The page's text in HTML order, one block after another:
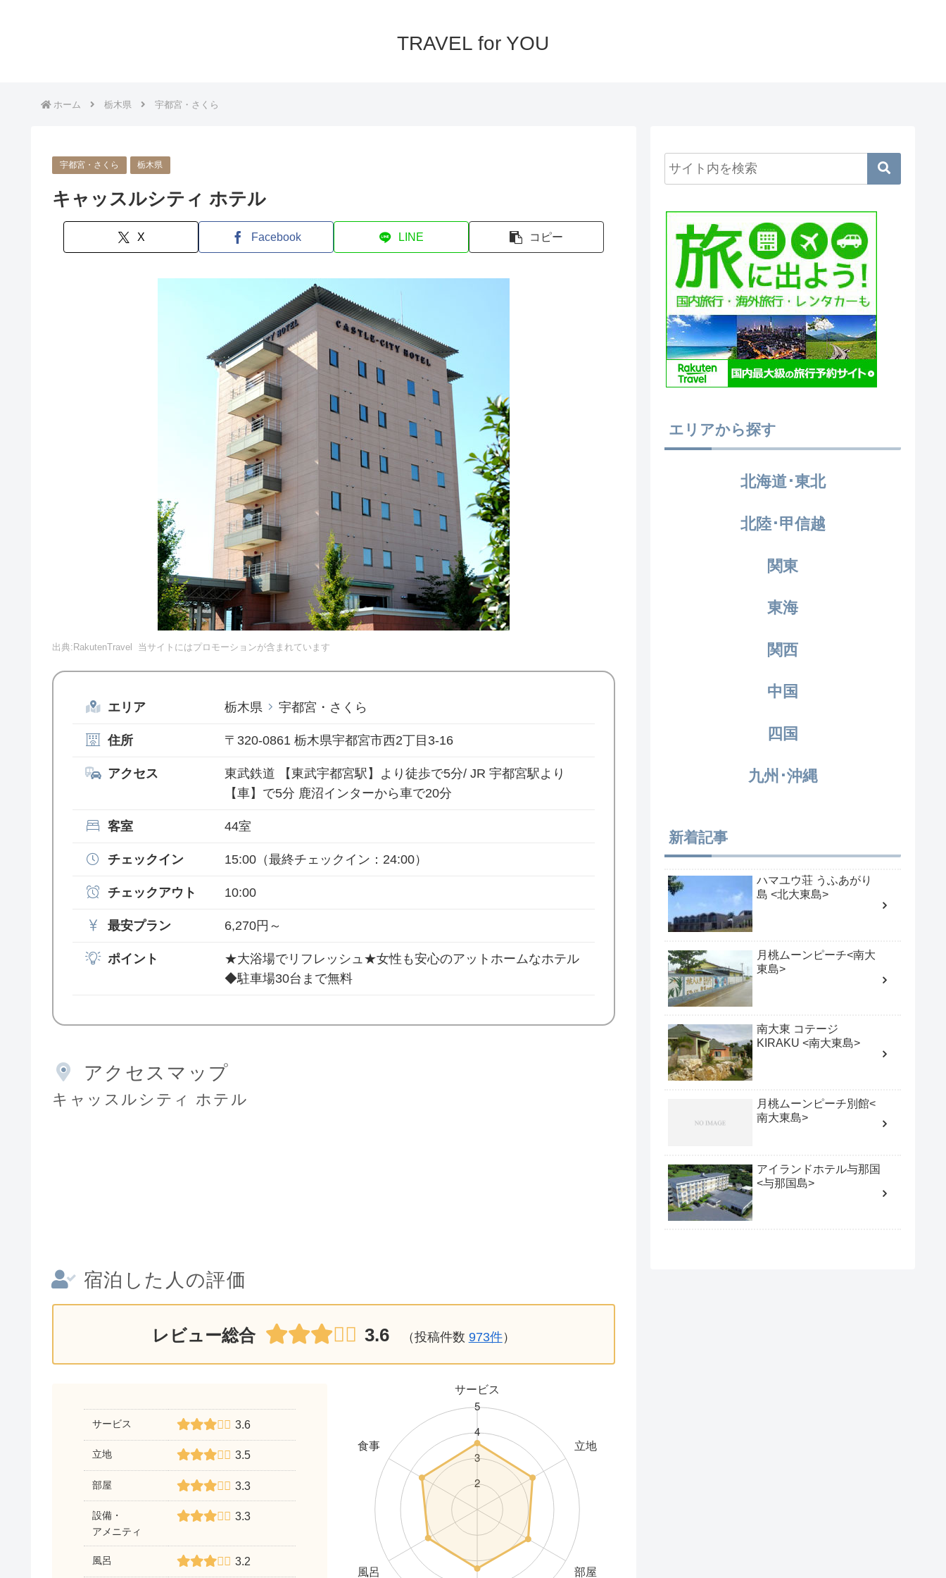
TRAVEL for YOU
ホーム 栃木県 宇都宮・さくら
宇都宮・さくら 栃木県
キャッスルシティ ホテル
X Facebook LINE コピー
出典:RakutenTravel 当サイトにはプロモーションが含まれています
エリア 栃木県 宇都宮・さくら
住所 〒320-0861 栃木県宇都宮市西2丁目3-16
アクセス
東武鉄道 【東武宇都宮駅】より徒歩で5分/ JR 宇都宮駅より
【車】で5分 鹿沼インターから車で20分
客室 44室
チェックイン 15:00 （最終チェックイン：24:00）
チェックアウト 10:00
最安プラン 6,270円～
ポイント
★大浴場でリフレッシュ★女性も安心のアットホームなホテル
◆駐車場30台まで無料
アクセスマップ
キャッスルシティ ホテル
宿泊した人の評価
レビュー総合 3.6 （投稿件数 973件）
サービス 3.6
立地 3.5
部屋 3.3
設備・
アメニティ
3.3
風呂 3.2
エリアから探す
北海道･東北
北陸･甲信越
関東
東海
関西
中国
四国
九州･沖縄
新着記事
ハマユウ荘 うふあがり
島 <北大東島>
月桃ムーンピーチ<南大
東島>
南大東 コテージ
KIRAKU <南大東島>
月桃ムーンピーチ別館<
南大東島>
アイランドホテル与那国
<与那国島>